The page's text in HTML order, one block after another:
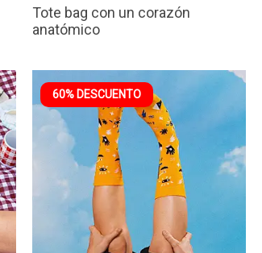
Tote bag con un corazón
anatómico
60% DESCUENTO